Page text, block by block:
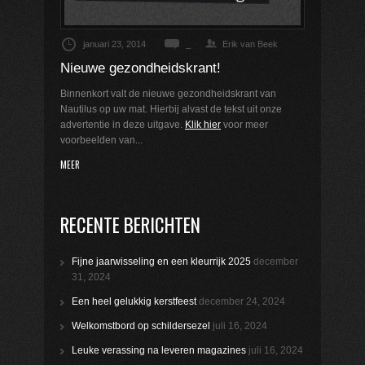
januari 23, 2014 Erik van Beek
Nieuwe gezondheidskrant!
Binnenkort valt de nieuwe gezondheidskrant van
Nautilus op uw mat. Hierbij alvast de tekst uit onze
advertentie in deze uitgave. Klik hier voor meer
voorbeelden van...
MEER
RECENTE BERICHTEN
Fijne jaarwisseling en een kleurrijk 2025 december
31, 2024
Een heel gelukkig kerstfeest december 24, 2024
Welkomstbord op schildersezel juli 16, 2024
Leuke verassing na leveren magazines juli 16, 2024